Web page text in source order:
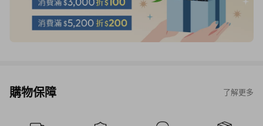
購物保障 了解更多